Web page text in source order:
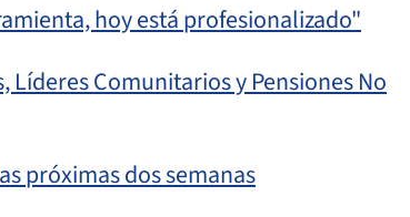
hoy está profesionalizado"
Comunitarios y Pensiones No
próximas dos semanas